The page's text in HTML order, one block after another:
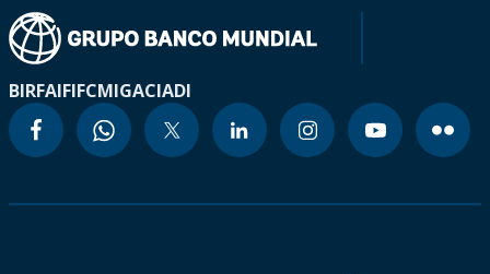
BIRFAIFIFCMIGACIADI